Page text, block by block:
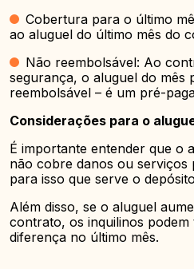
Cobertura para o último
ao aluguel do último mês do
Não reembolsável: Ao
segurança, o aluguel do mês
reembolsável – é um pré-
Considerações para o
É importante entender que o
não cobre danos ou serviços
para isso que serve o
Além disso, se o aluguel
contrato, os inquilinos
diferença no último mês.